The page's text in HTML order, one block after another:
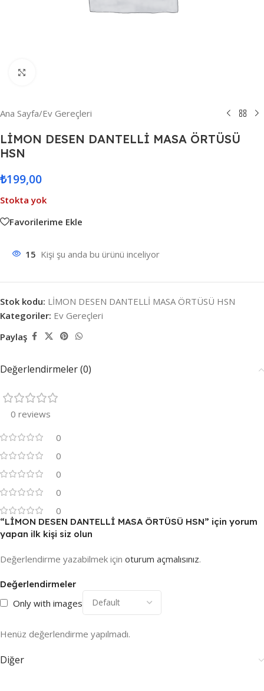
Ana Sayfa/Ev Gereçleri
LİMON DESEN DANTELLİ MASA ÖRTÜSÜ
HSN
₺199,00
Stokta yok
Favorilerime Ekle
15 Kişi şu anda bu ürünü inceliyor
Stok kodu: LİMON DESEN DANTELLİ MASA ÖRTÜSÜ HSN
Kategoriler: Ev Gereçleri
Paylaş
Değerlendirmeler (0)
0 reviews
0
0
0
0
0
Değerlendirmeler
Only with images
Henüz değerlendirme yapılmadı.
“LİMON DESEN DANTELLİ MASA ÖRTÜSÜ HSN” için yorum
yapan ilk kişi siz olun
Değerlendirme yazabilmek için oturum açmalısınız.
Diğer